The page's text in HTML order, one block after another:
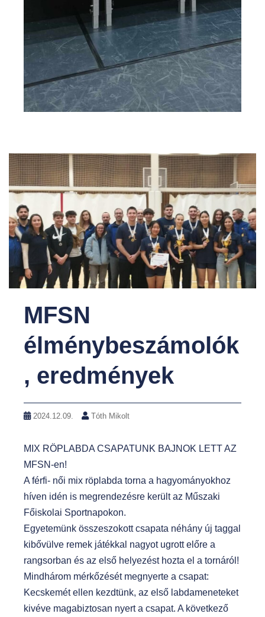
MFSN
élménybeszámolók
, eredmények
2024.12.09. Tóth Mikolt
MIX RÖPLABDA CSAPATUNK BAJNOK LETT AZ
MFSN-en!
A férfi- női mix röplabda torna a hagyományokhoz
híven idén is megrendezésre került az Műszaki
Főiskolai Sportnapokon.
Egyetemünk összeszokott csapata néhány új taggal
kibővülve remek játékkal nagyot ugrott előre a
rangsorban és az első helyezést hozta el a tornáról!
Mindhárom mérkőzését megnyerte a csapat:
Kecskemét ellen kezdtünk, az első labdameneteket
kivéve magabiztosan nyert a csapat. A következő